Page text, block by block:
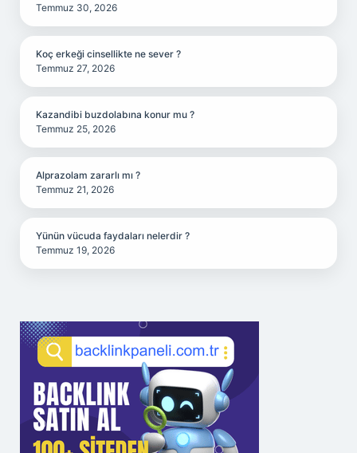
Temmuz 30, 2026
Koç erkeği cinsellikte ne sever ?
Temmuz 27, 2026
Kazandibi buzdolabına konur mu ?
Temmuz 25, 2026
Alprazolam zararlı mı ?
Temmuz 21, 2026
Yünün vücuda faydaları nelerdir ?
Temmuz 19, 2026